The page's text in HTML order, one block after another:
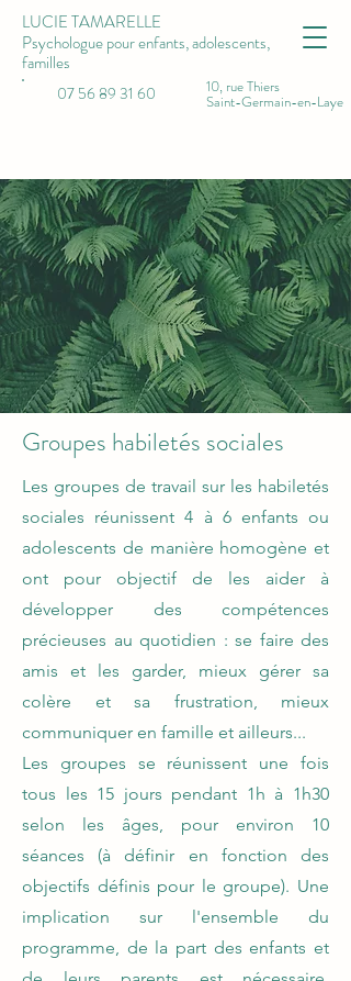
LUCIE TAMARELLE
Psychologue pour enfants, adolescents,
familles
10, rue Thiers
Saint-Germain-en-Laye
07 56 89 31 60
lucietamarelle.psychologue@gmail.com
Groupes habiletés sociales
Les groupes de travail sur les habiletés
sociales réunissent 4 à 6 enfants ou
adolescents de manière homogène et
ont pour objectif de les aider à
développer des compétences
précieuses au quotidien : se faire des
amis et les garder, mieux gérer sa
colère et sa frustration, mieux
communiquer en famille et ailleurs...
Les groupes se réunissent une fois
tous les 15 jours pendant 1h à 1h30
selon les âges, pour environ 10
séances (à définir en fonction des
objectifs définis pour le groupe). Une
implication sur l'ensemble du
programme, de la part des enfants et